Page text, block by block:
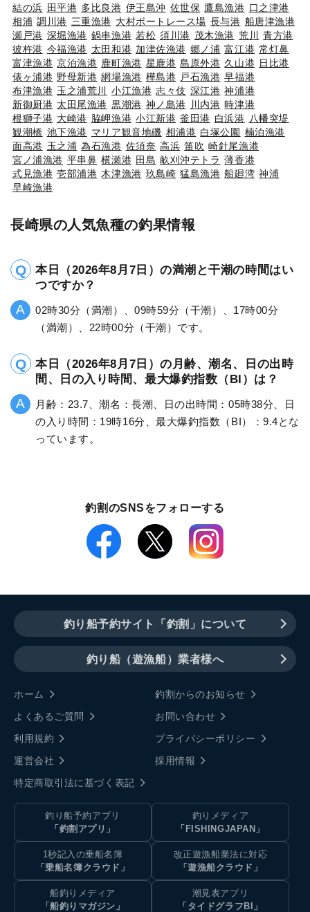
結の浜 田平港 多比良港 伊王島沖 佐世保 鷹島漁港 口之津港
相浦 調川港 三重漁港 大村ボートレース場 長与港 船唐津漁港
瀬戸港 深堀漁港 鍋串漁港 若松 須川港 茂木漁港 荒川 青方港
彼杵港 今福漁港 太田和港 加津佐漁港 郷ノ浦 富江港 常灯鼻
富津漁港 京泊漁港 鹿町漁港 星鹿港 島原外港 久山港 日比港
俵ヶ浦港 野母新港 網場漁港 樺島港 戸石漁港 早福港
布津漁港 玉之浦荒川 小江漁港 志々伎 深江港 神浦港
新御厨港 太田尾漁港 黒潮港 神ノ島港 川内港 時津港
根獅子港 大崎港 脇岬漁港 小江新港 釜田港 白浜港 八幡突堤
観潮橋 池下漁港 マリア観音地磯 相浦港 白塚公園 楠泊漁港
面高港 玉之浦 為石漁港 佐須奈 高浜 笛吹 崎針尾漁港
宮ノ浦漁港 平串鼻 横瀬港 田島 畝刈沖テトラ 薄香港
式見漁港 壱部浦港 木津漁港 玖島崎 猛島漁港 船廻湾 神浦
早崎漁港
長崎県の人気魚種の釣果情報
本日（2026年8月7日）の満潮と干潮の時間はい
つですか？
02時30分（満潮）、09時59分（干潮）、17時00分
（満潮）、22時00分（干潮）です。
本日（2026年8月7日）の月齢、潮名、日の出時
間、日の入り時間、最大爆釣指数（BI）は？
月齢：23.7、潮名：長潮、日の出時間：05時38分、日
の入り時間：19時16分、最大爆釣指数（BI）：9.4とな
っています。
釣割のSNSをフォローする
釣り船予約サイト「釣割」について
釣り船（遊漁船）業者様へ
ホーム
釣割からのお知らせ
よくあるご質問
お問い合わせ
利用規約
プライバシーポリシー
運営会社
採用情報
特定商取引法に基づく表記
釣り船予約アプリ
「釣割アプリ」
釣りメディア
「FISHINGJAPAN」
1秒記入の乗船名簿
「乗船名簿クラウド」
改正遊漁船業法に対応
「遊漁船クラウド」
船釣りメディア
「船釣りマガジン」
潮見表アプリ
「タイドグラフBI」